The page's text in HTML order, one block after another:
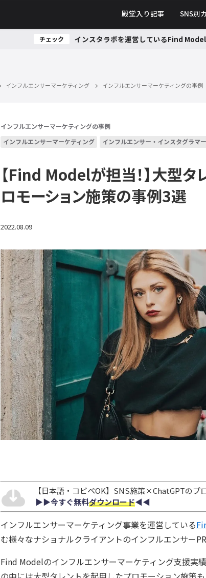
殿堂入り記事 SNS別
チェック インスタラボを運営しているFind
インフルエンサーマーケティング インフルエンサーマーケティングの事例
インフルエンサーマーケティングの事例
インフルエンサーマーケティング
インフルエンサー・インスタグラマー
【Find Modelが担当！】大型タ
ロモーション施策の事例3選
2022.08.09
【日本語・コピペOK】SNS施策×ChatGPTのプ
▶︎▶︎今すぐ無料ダウンロード◀︎◀︎
インフルエンサーマーケティング事業を運営している
む様々なナショナルクライアントのインフルエンサー
Find Modelのインフルエンサーマーケティング支援実